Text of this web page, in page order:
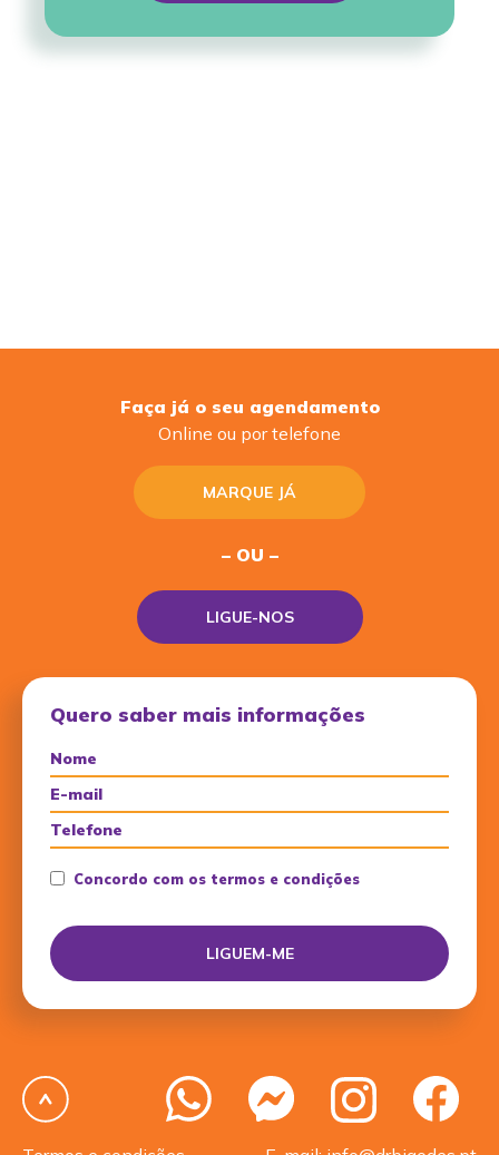
Faça já o seu agendamento
Online ou por telefone
MARQUE JÁ
– OU –
LIGUE-NOS
Quero saber mais informações
Concordo com os termos e condições